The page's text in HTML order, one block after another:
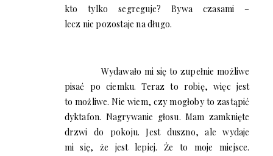
kto tylko segreguje? Bywa czasami –
lecz nie pozostaje na długo.
Wydawało mi się to zupełnie możliwe
pisać po ciemku. Teraz to robię, więc jest
to możliwe. Nie wiem, czy mogłoby to zastąpić
dyktafon. Nagrywanie głosu. Mam zamknięte
drzwi do pokoju. Jest duszno, ale wydaje
mi się, że jest lepiej. Że to moje miejsce.